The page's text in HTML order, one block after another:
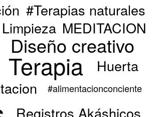
#Terapias naturales
Limpieza MEDITACION
Diseño creativo
Terapia Huerta
#alimentacionconciente
Registros Akáshicos